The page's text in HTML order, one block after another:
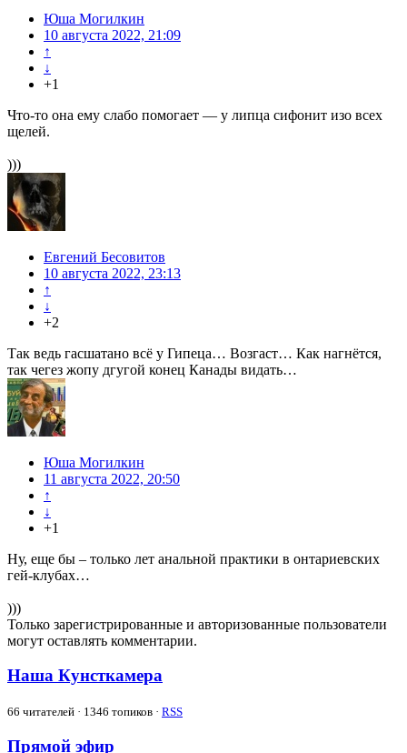
Юша Могилкин
10 августа 2022, 21:09
↑
↓
+1
Что-то она ему слабо помогает — у липца сифонит изо всех
щелей.
)))
Евгений Бесовитов
10 августа 2022, 23:13
↑
↓
+2
Так ведь гасшатано всё у Гипеца… Возгаст… Как нагнётся,
так чегез жопу дгугой конец Канады видать…
Юша Могилкин
11 августа 2022, 20:50
↑
↓
+1
Ну, еще бы – только лет анальной практики в онтариевских
гей-клубах…
)))
Только зарегистрированные и авторизованные пользователи
могут оставлять комментарии.
Наша Кунсткамера
66 читателей · 1346 топиков · RSS
Прямой эфир